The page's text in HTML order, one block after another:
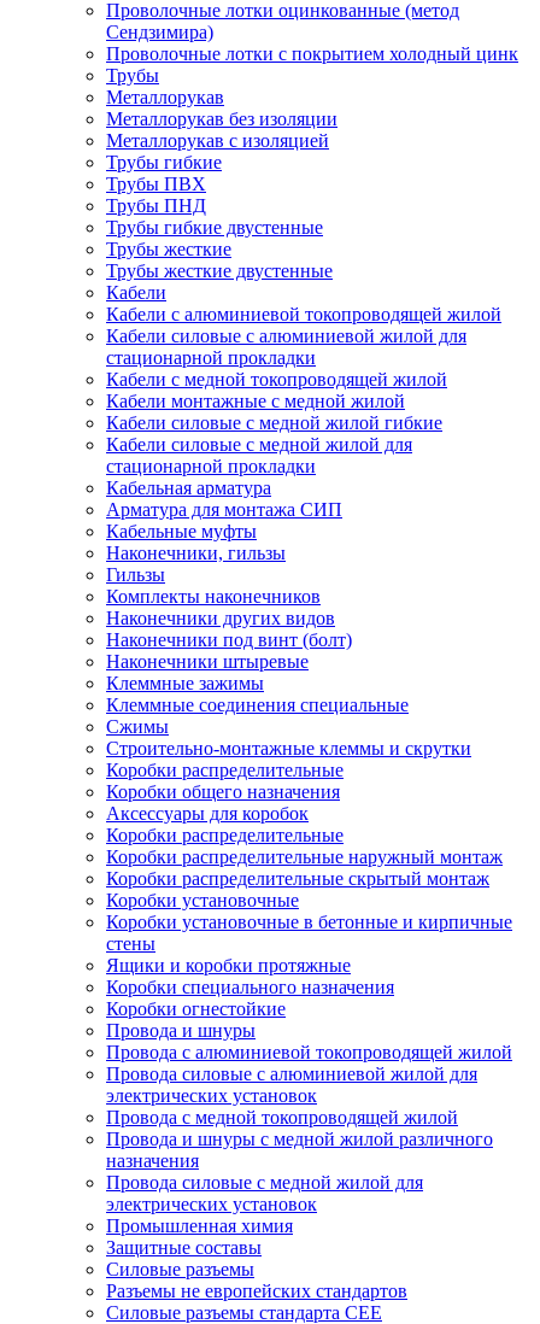
Проволочные лотки оцинкованные (метод
Сендзимира)
Проволочные лотки с покрытием холодный цинк
Трубы
Металлорукав
Металлорукав без изоляции
Металлорукав с изоляцией
Трубы гибкие
Трубы ПВХ
Трубы ПНД
Трубы гибкие двустенные
Трубы жесткие
Трубы жесткие двустенные
Кабели
Кабели с алюминиевой токопроводящей жилой
Кабели силовые с алюминиевой жилой для
стационарной прокладки
Кабели с медной токопроводящей жилой
Кабели монтажные с медной жилой
Кабели силовые с медной жилой гибкие
Кабели силовые с медной жилой для
стационарной прокладки
Кабельная арматура
Арматура для монтажа СИП
Кабельные муфты
Наконечники, гильзы
Гильзы
Комплекты наконечников
Наконечники других видов
Наконечники под винт (болт)
Наконечники штыревые
Клеммные зажимы
Клеммные соединения специальные
Сжимы
Строительно-монтажные клеммы и скрутки
Коробки распределительные
Коробки общего назначения
Аксессуары для коробок
Коробки распределительные
Коробки распределительные наружный монтаж
Коробки распределительные скрытый монтаж
Коробки установочные
Коробки установочные в бетонные и кирпичные
стены
Ящики и коробки протяжные
Коробки специального назначения
Коробки огнестойкие
Провода и шнуры
Провода с алюминиевой токопроводящей жилой
Провода силовые с алюминиевой жилой для
электрических установок
Провода с медной токопроводящей жилой
Провода и шнуры с медной жилой различного
назначения
Провода силовые с медной жилой для
электрических установок
Промышленная химия
Защитные составы
Силовые разъемы
Разъемы не европейских стандартов
Силовые разъемы стандарта CEE